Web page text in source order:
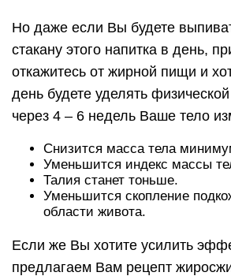
Но даже если Вы будете
стакану этого напитка в день,
откажитесь от жирной пищи и
день будете уделять
через 4 – 6 недель Ваше тело
Снизится масса тела
Уменьшится индекс массы
Талия станет тоньше.
Уменьшится скопление
области живота.
Если же Вы хотите усилить
предлагаем Вам рецепт